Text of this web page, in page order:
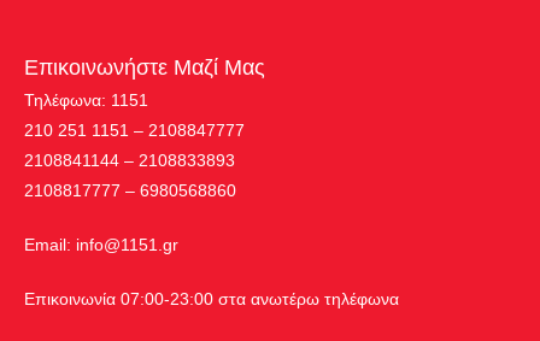
Επικοινωνήστε Μαζί Μας
Τηλέφωνα: 1151
210 251 1151 – 2108847777
2108841144 – 2108833893
2108817777 – 6980568860
Εmail: info@1151.gr
Επικοινωνία 07:00-23:00 στα ανωτέρω τηλέφωνα